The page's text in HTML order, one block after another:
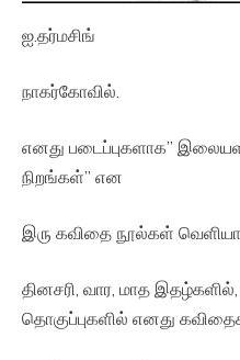
ஐ.தர்மசிங்
நாகர்கோவில்.
எனது படைப்புகளாக”
நிறங்கள்” என
இரு கவிதை நூல்கள்
தினசரி, வார, மாத
தொகுப்புகளில் எனது